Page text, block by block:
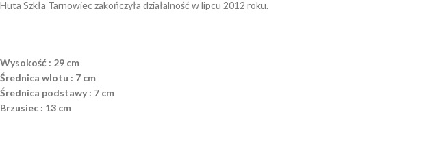
Huta Szkła Tarnowiec zakończyła działalność w lipcu 2012 roku.
Wysokość : 29 cm
Średnica wlotu : 7 cm
Średnica podstawy : 7 cm
Brzusiec : 13 cm